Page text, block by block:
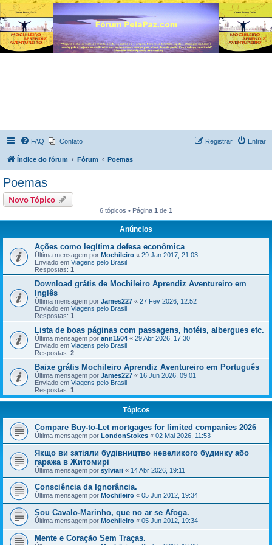
FAQ Contato Entrar
Registrar
Índice do fórum Fórum Poemas
Poemas
Novo Tópico
6 tópicos • Página 1 de 1
Anúncios
Ações como legítima defesa econômica
Última mensagem por Mochileiro « 29 Jan 2017, 21:03
Enviado em Viagens pelo Brasil
Respostas: 1
Download grátis de Mochileiro Aprendiz Aventureiro em
Inglês
Última mensagem por James227 « 27 Fev 2026, 12:52
Enviado em Viagens pelo Brasil
Respostas: 1
Lista de boas páginas com passagens, hotéis, albergues etc.
Última mensagem por ann1504 « 29 Abr 2026, 17:30
Enviado em Viagens pelo Brasil
Respostas: 2
Baixe grátis Mochileiro Aprendiz Aventureiro em Português
Última mensagem por James227 « 16 Jun 2026, 09:01
Enviado em Viagens pelo Brasil
Respostas: 1
Tópicos
Compare Buy-to-Let mortgages for limited companies 2026
Última mensagem por LondonStokes « 02 Mai 2026, 11:53
Якщо ви затіяли будівництво невеликого будинку або
гаража в Житомирі
Última mensagem por sylviari « 14 Abr 2026, 19:11
Consciência da Ignorância.
Última mensagem por Mochileiro « 05 Jun 2012, 19:34
Sou Cavalo-Marinho, que no ar se Afoga.
Última mensagem por Mochileiro « 05 Jun 2012, 19:34
Mente e Coração Sem Traças.